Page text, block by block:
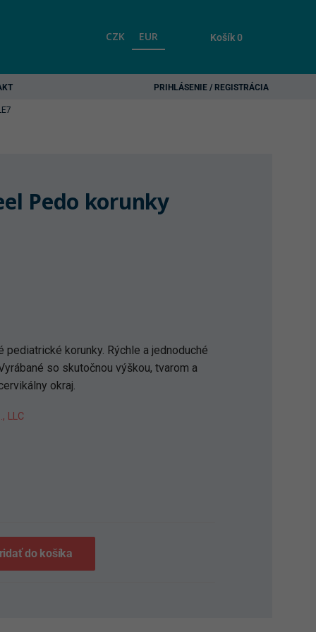
CZK EUR Košík0
PRIHLÁSENIE / REGISTRÁCIA
Pedo korunky
korunky. Rýchle a jednoduché
so skutočnou výškou, tvarom a
okraj.
LLC
do košíka